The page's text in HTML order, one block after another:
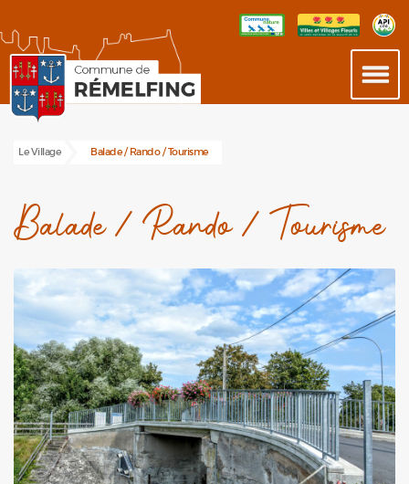
Le Village Balade / Rando / Tourisme
Balade / Rando / Tourisme